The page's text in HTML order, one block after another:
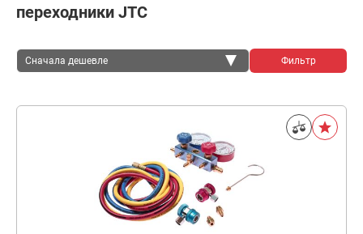
переходники JTC
Сначала дешевле Фильтр